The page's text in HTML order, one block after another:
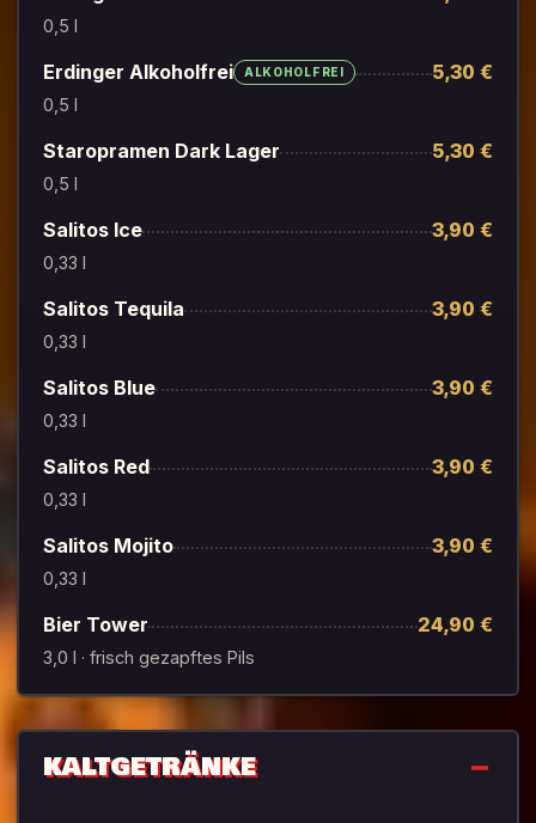
0,5 l
Erdinger Alkoholfrei ALKOHOLFREI 5,30 €
0,5 l
Staropramen Dark Lager 5,30 €
0,5 l
Salitos Ice 3,90 €
0,33 l
Salitos Tequila 3,90 €
0,33 l
Salitos Blue 3,90 €
0,33 l
Salitos Red 3,90 €
0,33 l
Salitos Mojito 3,90 €
0,33 l
Bier Tower 24,90 €
3,0 l · frisch gezapftes Pils
KALTGETRÄNKE